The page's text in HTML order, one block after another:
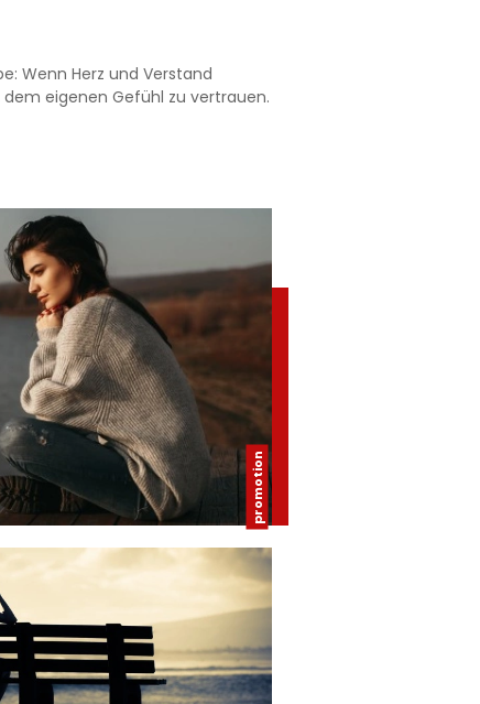
Wenn Herz und Verstand
eigenen Gefühl zu vertrauen.